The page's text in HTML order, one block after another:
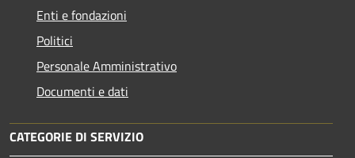
Enti e fondazioni
Politici
Personale Amministrativo
Documenti e dati
CATEGORIE DI SERVIZIO